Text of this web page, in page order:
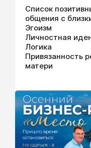
Список
общения с
Эгоизм
Личностная
Логика
Привязанность
матери